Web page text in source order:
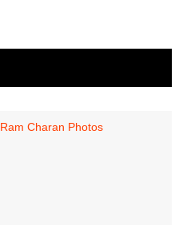
Ram Charan Photos